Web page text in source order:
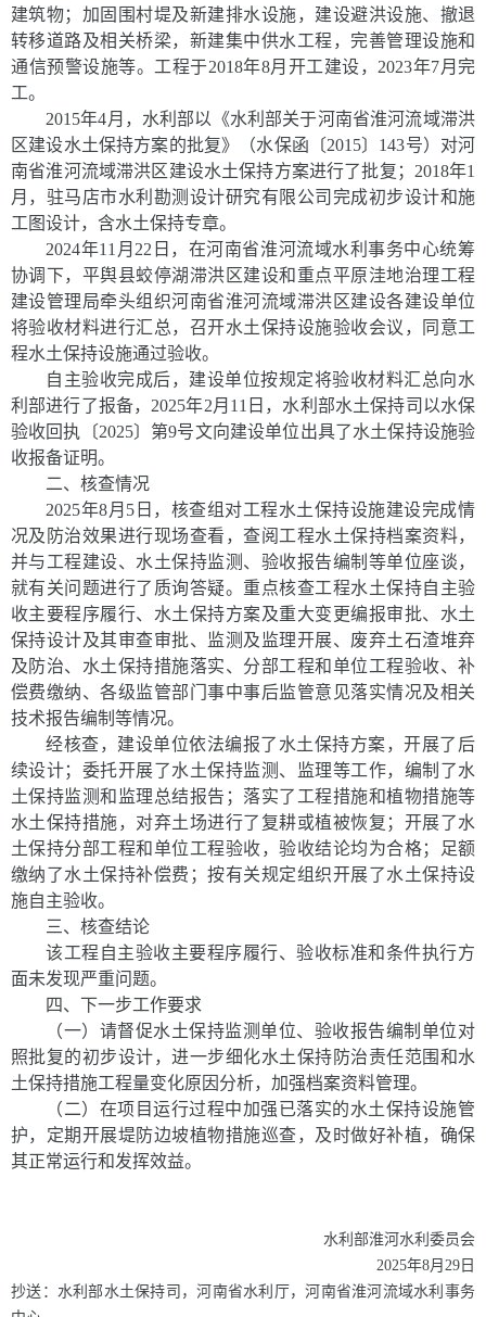
建筑物；加固围村堤及新建排水设施，建设避洪设施、撤退
转移道路及相关桥梁，新建集中供水工程，完善管理设施和
通信预警设施等。工程于2018年8月开工建设， 2023年7月完
工。
2015年4月，水利部以《水利部关于河南省淮河流域滞洪
区建设水土保持方案的批复》
（水保函〔2015〕 143号） 对河
南省淮河流域滞洪区建设水土保持方案进行了批复 ； 2018年1
月，驻马店市水利勘测设计研究有限公司完成初步设计和施
工图设计，含水土保持专章。
2024年11 月 22 日，在河南省淮河流域水利事务中心统筹
协调下，平舆县蛟停湖滞洪区建设和重点平原洼地治理工程
建设管理局牵头组织河南省淮河流域滞洪区建设各建设单位
将验收材料进行汇总，召开水土保持设施验收会议，同意工
程水土保持设施通过验收。
自主验收完成后，建设单位按规定将验收材料汇总向水
利部进行了报备， 2025年2月 11 日，水利部水土保持司以水保
验收回执〔2025〕第9号文向建设单位出具了水土保持设施验
收报备证明。
二、核查情况
2025年8月 5 日，核查组对工程水土保持设施建设完成情
况及防治效果进行现场查看，查阅工程水土保持档案资料，
并与工程建设、水土保持监测、验收报告编制等单位座谈，
就有关问题进行了质询答疑。重点核查工程水土保持自主验
收主要程序履行、水土保持方案及重大变更编报审批、水土
保持设计及其审查审批、监测及监理开展、废弃土石渣堆弃
及防治、水土保持措施落实、分部工程和单位工程验收、补
偿费缴纳、各级监管部门事中事后监管意见落实情况及相关
技术报告编制等情况。
经核查，建设单位依法编报了水土保持方案，开展了后
续设计；委托开展了水土保持监测、监理等工作，编制了水
土保持监测和监理总结报告；落实了工程措施和植物措施等
水土保持措施，对弃土场进行了复耕或植被恢复；开展了水
土保持分部工程和单位工程验收，验收结论均为合格；足额
缴纳了水土保持补偿费；按有关规定组织开展了水土保持设
施自主验收。
三、核查结论
该工程自主验收主要程序履行、验收标准和条件执行方
面未发现严重问题。
四、下一步工作要求
（一） 请督促水土保持监测单位、验收报告编制单位对
照批复的初步设计，进一步细化水土保持防治责任范围和水
土保持措施工程量变化原因分析，加强档案资料管理。
（二）在项目运行过程中加强已落实的水土保持设施管
护，定期开展堤防边坡植物措施巡查，及时做好补植，确保
其正常运行和发挥效益。
水利部淮河水利委员会
2025年8月 29 日
抄送： 水利部水土保持司，河南省水利厅，河南省淮河流域水利事务